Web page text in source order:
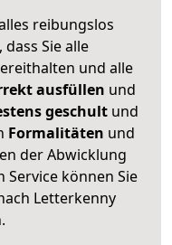
reibungslos
Sie alle
und alle
ausfüllen und
geschult und
Formalitäten und
der Abwicklung
können Sie
Letterkenny